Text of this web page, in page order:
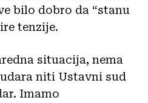
bilo dobro da “stanu
tenzije.
situacija, nema
niti Ustavni sud
Imamo